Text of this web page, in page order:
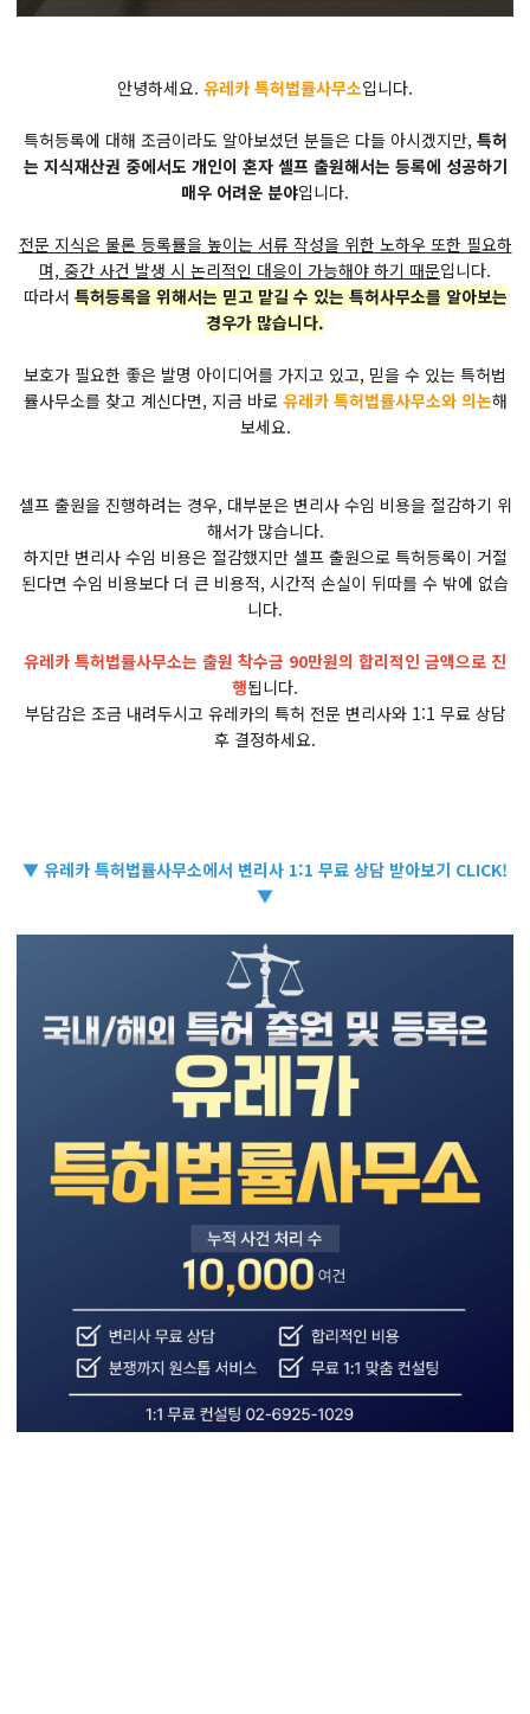
안녕하세요. 유레카 특허법률사무소입니다.
특허등록에 대해 조금이라도 알아보셨던 분들은 다들 아시겠지만, 특허
는 지식재산권 중에서도 개인이 혼자 셀프 출원해서는 등록에 성공하기
매우 어려운 분야입니다.
전문 지식은 물론 등록률을 높이는 서류 작성을 위한 노하우 또한 필요하
며, 중간 사건 발생 시 논리적인 대응이 가능해야 하기 때문입니다.
따라서 특허등록을 위해서는 믿고 맡길 수 있는 특허사무소를 알아보는
경우가 많습니다.
​보호가 필요한 좋은 발명 아이디어를 가지고 있고, 믿을 수 있는 특허법
률사무소를 찾고 계신다면, 지금 바로 유레카 특허법률사무소와 의논해
보세요.
셀프 출원을 진행하려는 경우, 대부분은 변리사 수임 비용을 절감하기 위
해서가 많습니다.
하지만 변리사 수임 비용은 절감했지만 셀프 출원으로 특허등록이 거절
된다면 수임 비용보다 더 큰 비용적, 시간적 손실이 뒤따를 수 밖에 없습
니다.
유레카 특허법률사무소는 출원 착수금 90만원의 합리적인 금액으로 진
행됩니다.
부담감은 조금 내려두시고 유레카의 특허 전문 변리사와 1:1 무료 상담
후 결정하세요.
▼ 유레카 특허법률사무소에서 변리사 1:1 무료 상담 받아보기 CLICK!
▼